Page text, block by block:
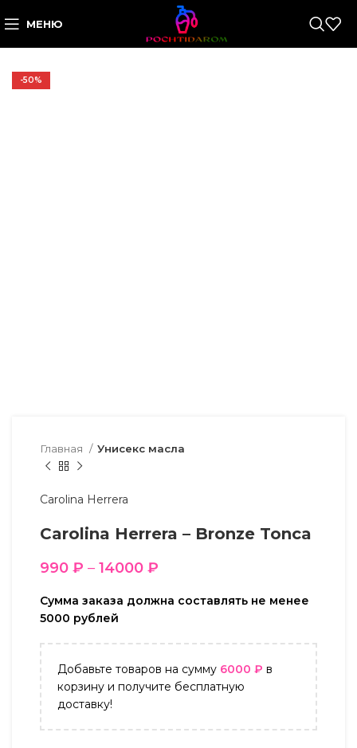
МЕНЮ
-50%
Главная Унисекс масла
Carolina Herrera
Carolina Herrera – Bronze Tonca
990 ₽ – 14000 ₽
Сумма заказа должна составлять не менее
5000 рублей
Добавьте товаров на сумму 6000 ₽ в
корзину и получите бесплатную
доставку!